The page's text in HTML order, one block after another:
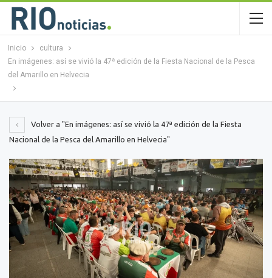
Inicio
cultura
En imágenes: así se vivió la 47ª edición de la Fiesta Nacional de la Pesca
del Amarillo en Helvecia
Volver a "En imágenes: así se vivió la 47ª edición de la Fiesta
Nacional de la Pesca del Amarillo en Helvecia"